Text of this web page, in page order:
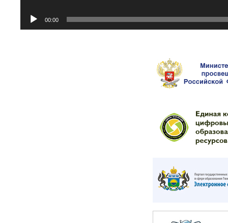
00:00